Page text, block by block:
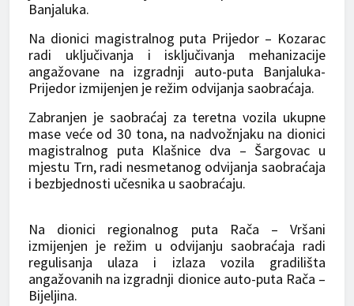
Banjaluka.
Na dionici magistralnog puta Prijedor – Kozarac
radi uključivanja i isključivanja mehanizacije
angažovane na izgradnji auto-puta Banjaluka-
Prijedor izmijenjen je režim odvijanja saobraćaja.
Zabranjen je saobraćaj za teretna vozila ukupne
mase veće od 30 tona, na nadvožnjaku na dionici
magistralnog puta Klašnice dva – Šargovac u
mjestu Trn, radi nesmetanog odvijanja saobraćaja
i bezbjednosti učesnika u saobraćaju.
Na dionici regionalnog puta Rača – Vršani
izmijenjen je režim u odvijanju saobraćaja radi
regulisanja ulaza i izlaza vozila gradilišta
angažovanih na izgradnji dionice auto-puta Rača –
Bijeljina.